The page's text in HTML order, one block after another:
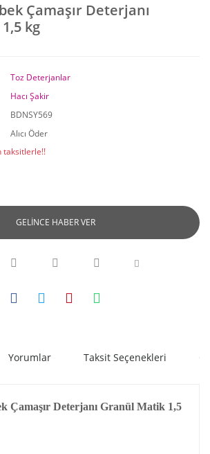
Çamaşır Deterjanı
kg
Toz Deterjanlar
Hacı Şakir
BDNSY569
Alıcı Öder
taksitlerle!!
GELİNCE HABER VER
Yorumlar Taksit Seçenekleri
Çamaşır Deterjanı Granül Matik 1,5